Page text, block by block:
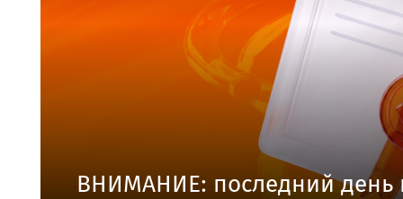
ВНИМАНИЕ: последний день